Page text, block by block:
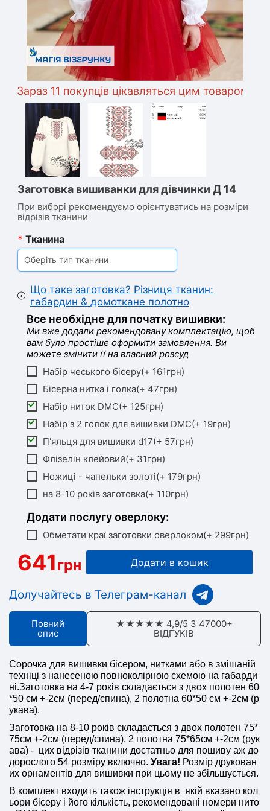
11 покупців цікавляться цим товаром
Заготовка вишиванки для дівчинки Д 14
При виборі рекомендуємо орієнтуватись на розміри
відрізів тканини
* Тканина
Оберіть тип тканини
Що таке заготовка? Різниця тканин:
габардин & домоткане полотно
Все необхідне для початку вишивки:
Ми вже додали рекомендовану комплектацію, щоб
вам було простіше оформити замовлення. Ви
можете змінити її на власний розсуд
Набір чеського бісеру(+ 161грн)
Бісерна нитка і голка(+ 47грн)
Набір ниток DMC(+ 125грн)
Набір з 2 голок для вишивки DMC(+ 19грн)
П'яльця для вишивки d17(+ 57грн)
Флізелін клейовий(+ 31грн)
Ножиці - чапельки золоті(+ 179грн)
на 8-10 років заготовка(+ 110грн)
Додати послугу оверлоку:
Обметати краї заготовки оверлоком(+ 299грн)
641грн Додати в кошик
Долучайтесь в Телеграм-канал
Повний
опис
★★★★★ 4,9/5 З 47000+
ВІДГУКІВ
Сорочка для вишивки бісером, нитками або в змішаній
техніці з нанесеною повноколірною схемою на габарди
ні.Заготовка на 4-7 років складається з двох полотен 60
*50 см +-2см (перед/спина), 2 полотна 60*50 см +-2см (р
укава).
Заготовка на 8-10 років складається з двох полотен 75*
75см +-2см (перед/спина), 2 полотна 75*65см +-2см (рук
ава) - цих відрізів тканини достатньо для пошиву аж до
дорослого 54 розміру включно. Увага! Розмір друкован
их орнаментів для вишивки при цьому не збільшується.
В комплект входить також інструкція в якій вказано кол
ьори бісеру і його кількість, рекомендовані номери нито